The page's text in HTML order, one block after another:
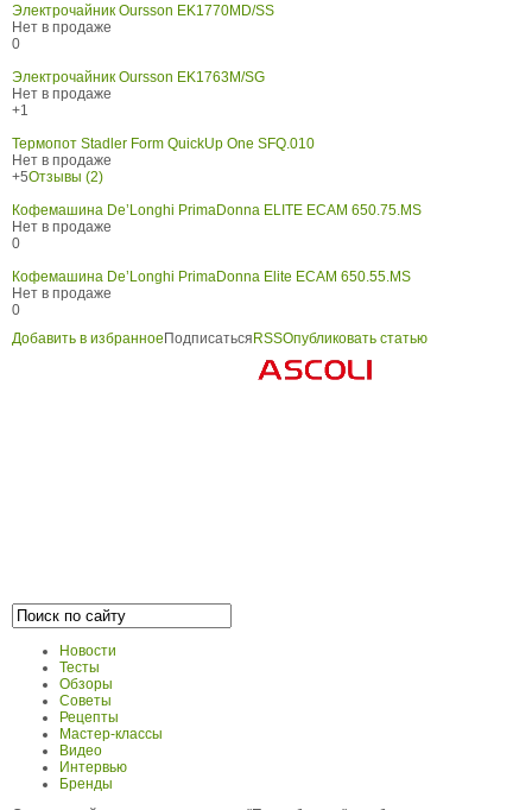
Электрочайник Oursson EK1770MD/SS
Нет в продаже
0
Электрочайник Oursson EK1763M/SG
Нет в продаже
+1
Термопот Stadler Form QuickUp One SFQ.010
Нет в продаже
+5Отзывы (2)
Кофемашина De’Longhi PrimaDonna ELITE ECAM 650.75.MS
Нет в продаже
0
Кофемашина De’Longhi PrimaDonna Elite ECAM 650.55.MS
Нет в продаже
0
Добавить в избранноеПодписатьсяRSSОпубликовать статью
Новости
Тесты
Обзоры
Советы
Рецепты
Мастер-классы
Видео
Интервью
Бренды